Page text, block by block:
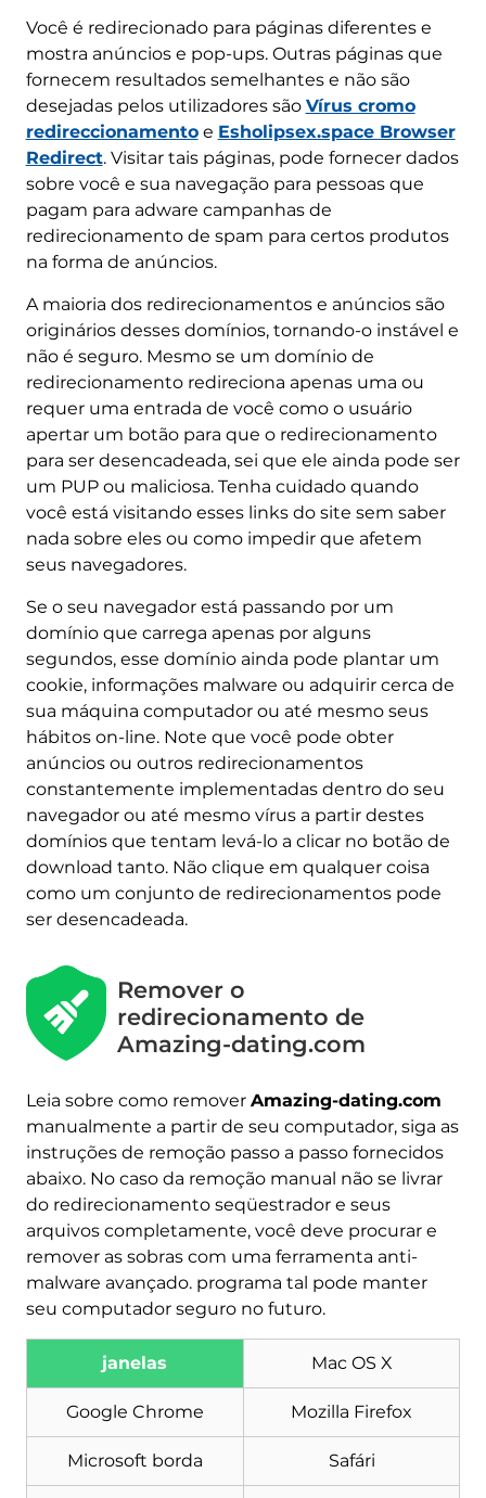
Você é redirecionado para páginas diferentes e
mostra anúncios e pop-ups. Outras páginas que
fornecem resultados semelhantes e não são
desejadas pelos utilizadores são Vírus cromo
redireccionamentoe Esholipsex.space Browser
Redirect. Visitar tais páginas, pode fornecer dados
sobre você e sua navegação para pessoas que
pagam para adware campanhas de
redirecionamento de spam para certos produtos
na forma de anúncios.
A maioria dos redirecionamentos e anúncios são
originários desses domínios, tornando-o instável e
não é seguro. Mesmo se um domínio de
redirecionamento redireciona apenas uma ou
requer uma entrada de você como o usuário
apertar um botão para que o redirecionamento
para ser desencadeada, sei que ele ainda pode ser
um PUP ou maliciosa. Tenha cuidado quando
você está visitando esses links do site sem saber
nada sobre eles ou como impedir que afetem
seus navegadores.
Se o seu navegador está passando por um
domínio que carrega apenas por alguns
segundos, esse domínio ainda pode plantar um
cookie, informações malware ou adquirir cerca de
sua máquina computador ou até mesmo seus
hábitos on-line. Note que você pode obter
anúncios ou outros redirecionamentos
constantemente implementadas dentro do seu
navegador ou até mesmo vírus a partir destes
domínios que tentam levá-lo a clicar no botão de
download tanto. Não clique em qualquer coisa
como um conjunto de redirecionamentos pode
ser desencadeada.
Remover o
redirecionamento de
Amazing-dating.com
Leia sobre como remover Amazing-dating.com
manualmente a partir de seu computador, siga as
instruções de remoção passo a passo fornecidos
abaixo. No caso da remoção manual não se livrar
do redirecionamento seqüestrador e seus
arquivos completamente, você deve procurar e
remover as sobras com uma ferramenta anti-
malware avançado. programa tal pode manter
seu computador seguro no futuro.
janelas Mac OS X
Google Chrome Mozilla Firefox
Microsoft borda Safári
Baixar